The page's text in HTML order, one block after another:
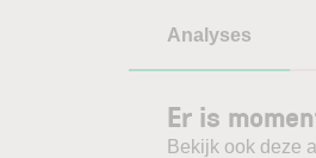
Analyses
Er is
Bekijk ook deze